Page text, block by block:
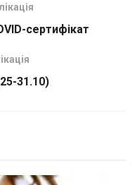
сертифікат
31.10)